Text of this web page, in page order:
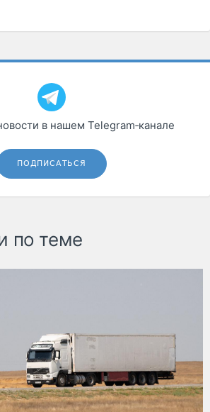
в нашем Telegram‑канале
ПОДПИСАТЬСЯ
по теме